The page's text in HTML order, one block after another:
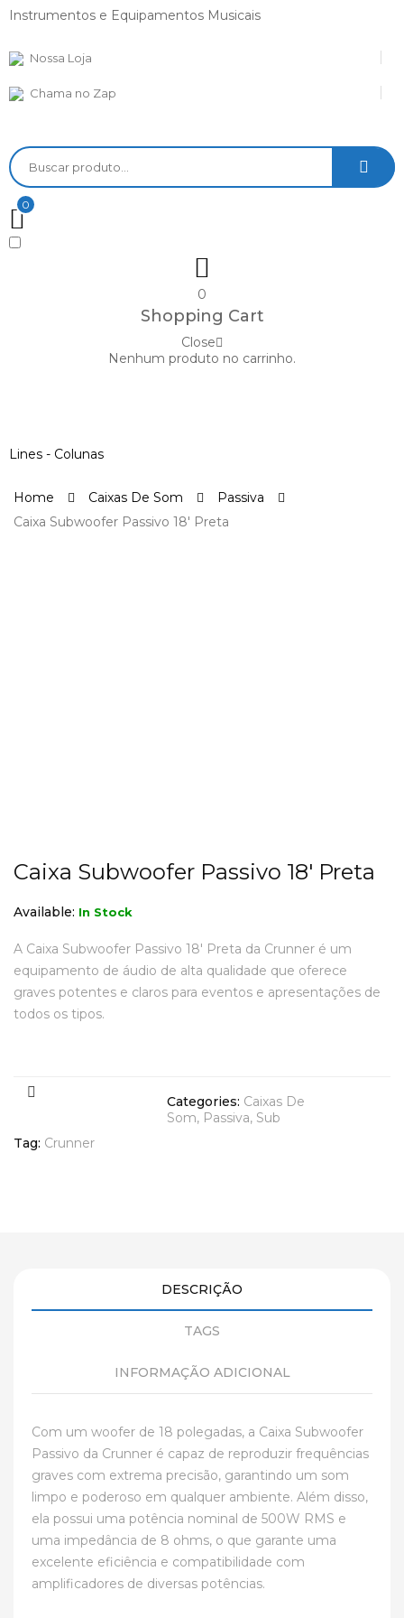
Instrumentos e Equipamentos Musicais
Nossa Loja
Chama no Zap
0
0
Shopping Cart
Close
Nenhum produto no carrinho.
Lines - Colunas
Home Caixas De Som
Passiva
Caixa Subwoofer Passivo 18′ Preta
Caixa Subwoofer Passivo 18′ Preta
Available: In Stock
A Caixa Subwoofer Passivo 18′ Preta da Crunner é um
equipamento de áudio de alta qualidade que oferece
graves potentes e claros para eventos e apresentações de
todos os tipos.
Categories: Caixas De
Som Passiva Sub
Tag: Crunner
DESCRIÇÃO
TAGS
INFORMAÇÃO ADICIONAL
Com um woofer de 18 polegadas, a Caixa Subwoofer
Passivo da Crunner é capaz de reproduzir frequências
graves com extrema precisão, garantindo um som
limpo e poderoso em qualquer ambiente. Além disso,
ela possui uma potência nominal de 500W RMS e
uma impedância de 8 ohms, o que garante uma
excelente eficiência e compatibilidade com
amplificadores de diversas potências.